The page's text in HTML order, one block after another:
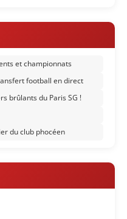
et championnats
football en direct
brûlants du Paris SG !
du club phocéen